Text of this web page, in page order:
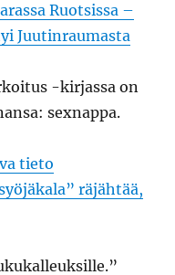
Ruotsissa –
Juutinraumasta
-kirjassa on
sexnappa.
tieto
räjähtää,